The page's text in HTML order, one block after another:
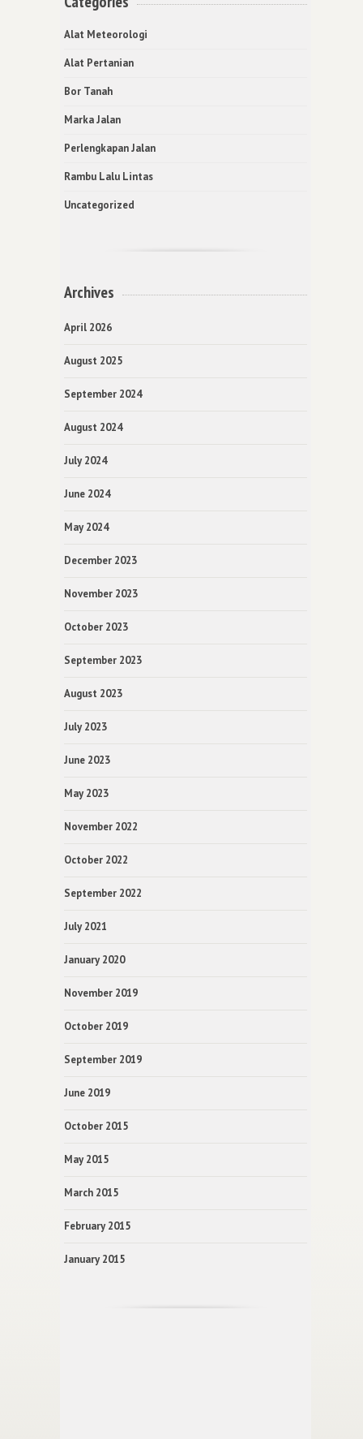
Alat Meteorologi
Alat Pertanian
Bor Tanah
Marka Jalan
Perlengkapan Jalan
Rambu Lalu Lintas
Uncategorized
Archives
April 2026
August 2025
September 2024
August 2024
July 2024
June 2024
May 2024
December 2023
November 2023
October 2023
September 2023
August 2023
July 2023
June 2023
May 2023
November 2022
October 2022
September 2022
July 2021
January 2020
November 2019
October 2019
September 2019
June 2019
October 2015
May 2015
March 2015
February 2015
January 2015